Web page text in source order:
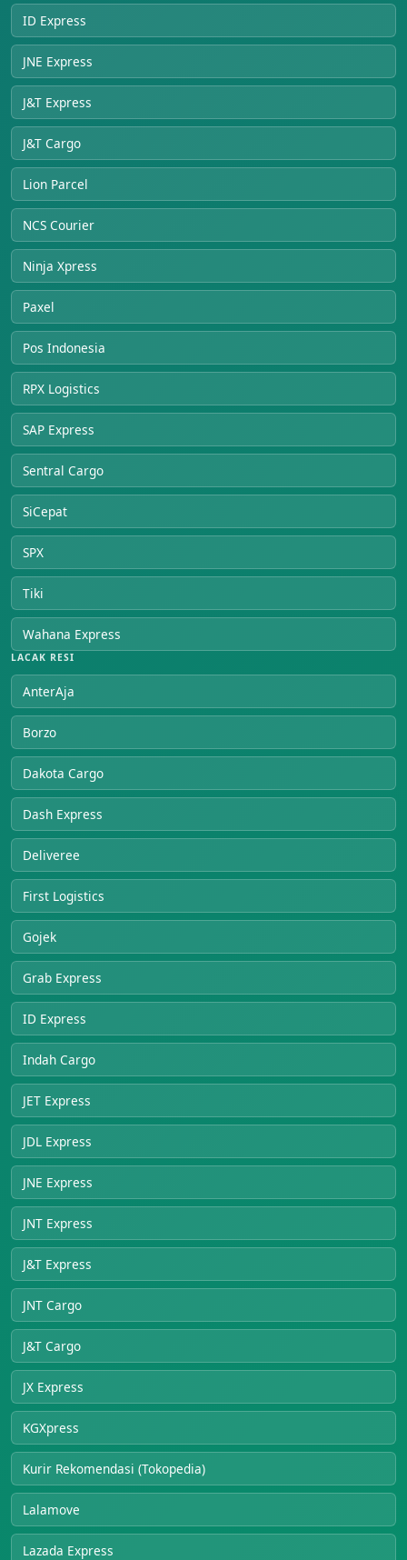
ID Express
JNE Express
J&T Express
J&T Cargo
Lion Parcel
NCS Courier
Ninja Xpress
Paxel
Pos Indonesia
RPX Logistics
SAP Express
Sentral Cargo
SiCepat
SPX
Tiki
Wahana Express
LACAK RESI
AnterAja
Borzo
Dakota Cargo
Dash Express
Deliveree
First Logistics
Gojek
Grab Express
ID Express
Indah Cargo
JET Express
JDL Express
JNE Express
JNT Express
J&T Express
JNT Cargo
J&T Cargo
JX Express
KGXpress
Kurir Rekomendasi (Tokopedia)
Lalamove
Lazada Express